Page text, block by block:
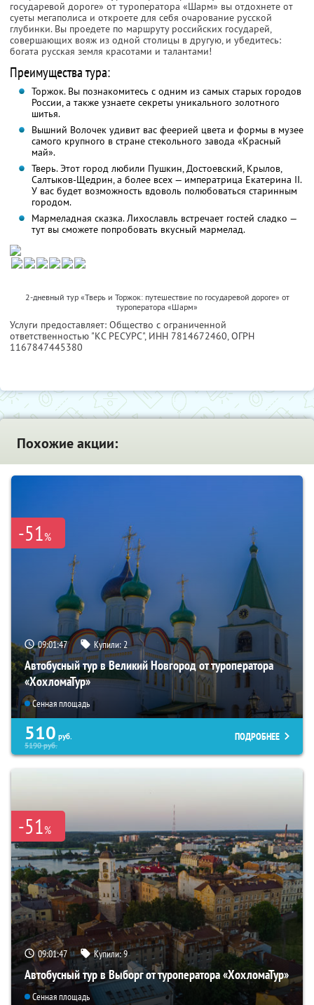
государевой дороге» от туроператора «Шарм» вы отдохнете от
суеты мегаполиса и откроете для себя очарование русской
глубинки. Вы проедете по маршруту российских государей,
совершающих вояж из одной столицы в другую, и убедитесь:
богата русская земля красотами и талантами!
Преимущества тура:
Торжок. Вы познакомитесь с одним из самых старых городов
России, а также узнаете секреты уникального золотного
шитья.
Вышний Волочек удивит вас феерией цвета и формы в музее
самого крупного в стране стекольного завода «Красный
май».
Тверь. Этот город любили Пушкин, Достоевский, Крылов,
Салтыков-Щедрин, а более всех — императрица Екатерина II.
У вас будет возможность вдоволь полюбоваться старинным
городом.
Мармеладная сказка. Лихославль встречает гостей сладко —
тут вы сможете попробовать вкусный мармелад.
2-дневный тур «Тверь и Торжок: путешествие по государевой дороге» от
туроператора «Шарм»
Услуги предоставляет: Общество с ограниченной
ответственностью "КС РЕСУРС", ИНН 7814672460, ОГРН
1167847445380
Похожие акции:
-51%
09:01:46 Купили:2
Автобусный тур в Великий Новгород от туроператора
«ХохломаТур»
Сенная площадь
510 руб.
5190руб.
ПОДРОБНЕЕ
-51%
09:01:46 Купили:9
Автобусный тур в Выборг от туроператора «ХохломаТур»
Сенная площадь